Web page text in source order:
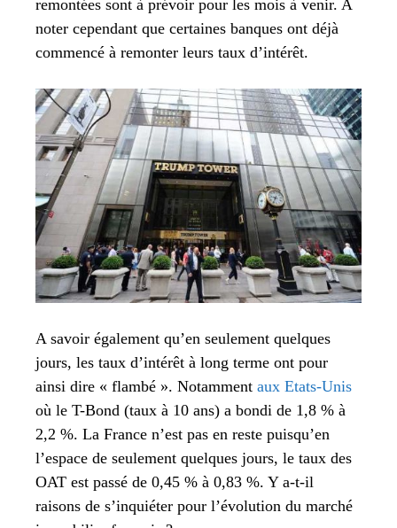
remontées sont à prévoir pour les mois à venir. A
noter cependant que certaines banques ont déjà
commencé à remonter leurs taux d’intérêt.
A savoir également qu’en seulement quelques
jours, les taux d’intérêt à long terme ont pour
ainsi dire « flambé ». Notamment aux Etats-Unis
où le T-Bond (taux à 10 ans) a bondi de 1,8 % à
2,2 %. La France n’est pas en reste puisqu’en
l’espace de seulement quelques jours, le taux des
OAT est passé de 0,45 % à 0,83 %. Y a-t-il
raisons de s’inquiéter pour l’évolution du marché